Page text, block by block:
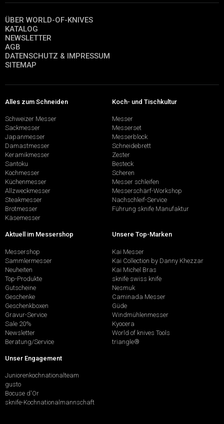
ÜBER WORLD-OF-KNIVES
KATALOG
NEWSLETTER
AGB
DATENSCHUTZ & IMPRESSUM
SITEMAP
Alles zum Schneiden
Schweizer Messer
Sackmesser
Japanmesser
Damastmesser
Keramikmesser
Santoku
Kochmesser
Küchenmesser
Allzweckmesser
Steakmesser
Brotmesser
Käsemesser
Koch- und Tischkultur
Messer
Messerset
Messerblock
Schneidebrett
Zester
Besteck
Scheren
Messer schleifen
Messerschärf-Workshop
Nachschleif-Service
Führung sknife Manufaktur
Aktuell im Messershop
Messershop
Sammlermesser
Neuheiten
Top-Produkte
Gutscheine
Geschenke
Geschenkboxen
Gravur-Service
Sale 20%
Newsletter
Beratung/Service
Unsere Top-Marken
Kai Messer
Kai Collection by Danny Khezzar
Kai Michel Bras
sknife swiss knife
Nesmuk
Caminada Messer
Güde
Windmühlenmesser
Kyocera
World of knives Tools
triangle®
Unser Engagement
Juniorenkochnationalteam
gusto
Bocuse d'Or
sknife-Kochnationalmannschaft